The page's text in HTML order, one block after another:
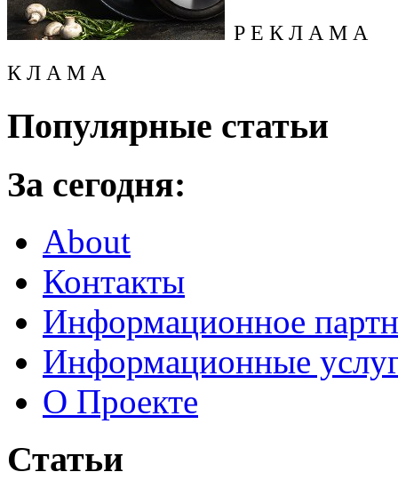
Р Е К Л А М А
К Л А М А
Популярные статьи
За сегодня:
About
Контакты
Информационное
Информационные
О Проекте
Статьи